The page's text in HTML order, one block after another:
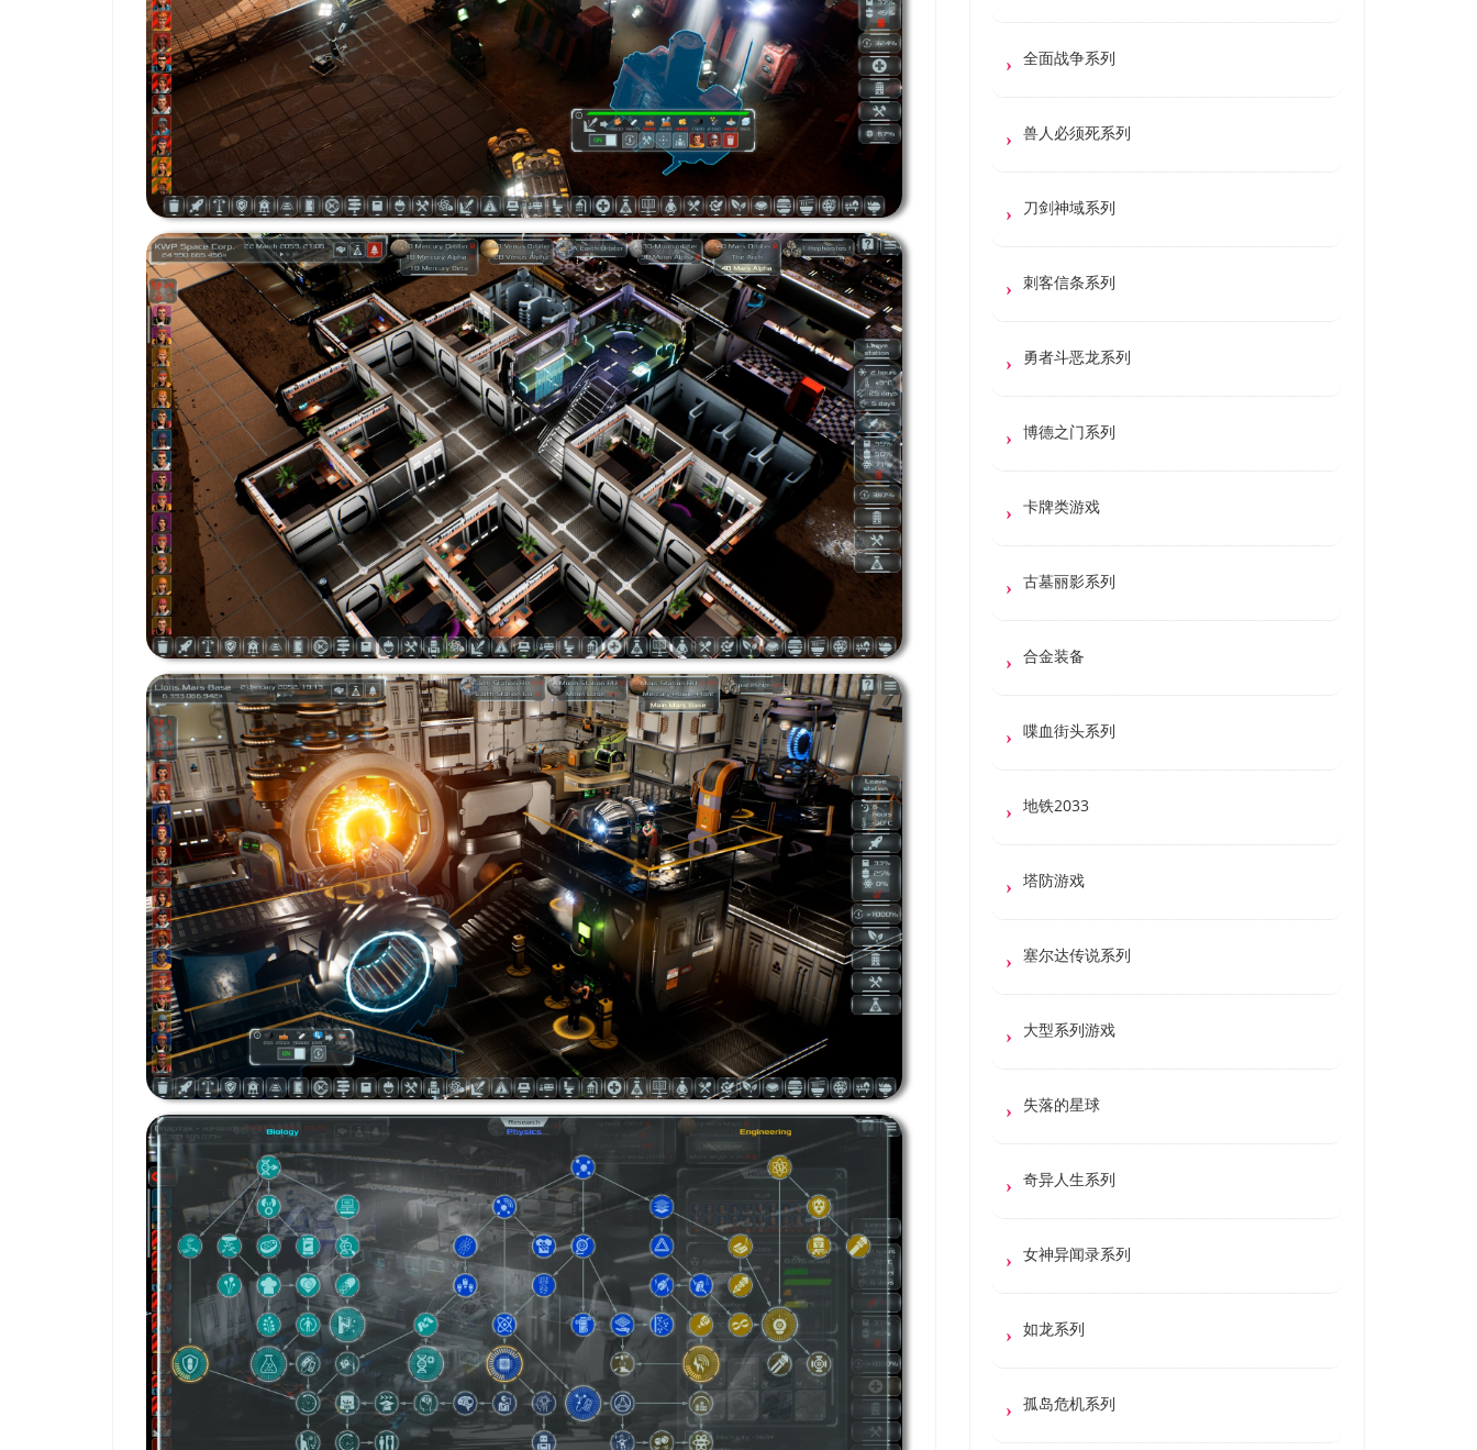
全面战争系列
兽人必须死系列
刀剑神域系列
刺客信条系列
勇者斗恶龙系列
博德之门系列
卡牌类游戏
古墓丽影系列
合金装备
喋血街头系列
地铁2033
塔防游戏
塞尔达传说系列
大型系列游戏
失落的星球
奇异人生系列
女神异闻录系列
如龙系列
孤岛危机系列